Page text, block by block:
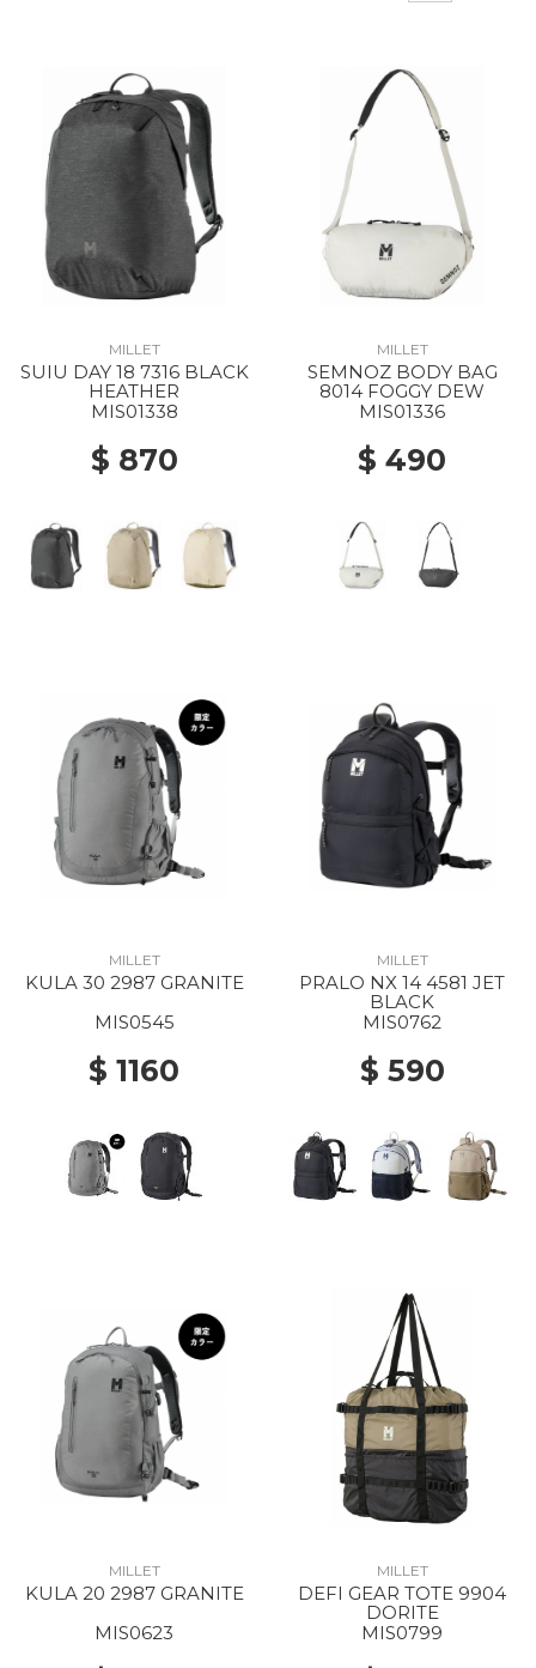
MILLET
SUIU DAY 18 7316 BLACK
HEATHER
MIS01338
$ 870
MILLET
SEMNOZ BODY BAG
8014 FOGGY DEW
MIS01336
$ 490
MILLET
KULA 30 2987 GRANITE
MIS0545
$ 1160
MILLET
PRALO NX 14 4581 JET
BLACK
MIS0762
$ 590
MILLET
KULA 20 2987 GRANITE
MIS0623
MILLET
DEFI GEAR TOTE 9904
DORITE
MIS0799